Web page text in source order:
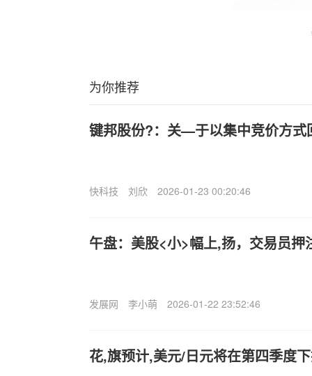
为你推荐
键邦股份?：关—于以集中竞价方式
快科技 刘欣 2026-01-23 00:20:46
午盘：美股<小>幅上,扬，交易员押
发展网 李小萌 2026-01-22 23:52:46
花,旗预计,美元/日元将在第四季度